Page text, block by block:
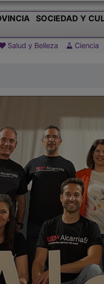
SOCIEDAD Y
Salud y Belleza Ciencia